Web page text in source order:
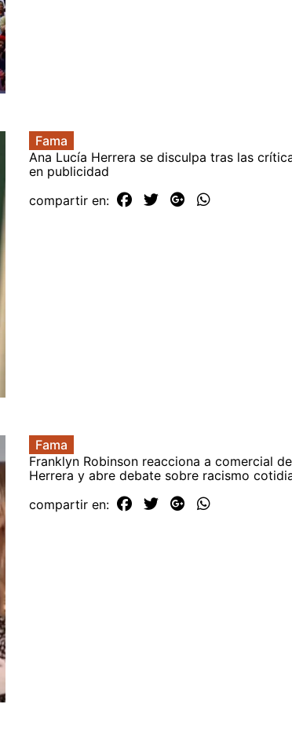
Fama
Ana Lucía Herrera se disculpa tras las
en publicidad
compartir en:
Fama
Franklyn Robinson reacciona a comercial
Herrera y abre debate sobre racismo
compartir en: